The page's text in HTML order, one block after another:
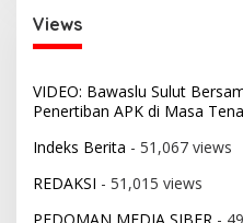
Views
VIDEO: Bawaslu Sulut
Penertiban APK di Masa
Indeks Berita - 51,067 views
REDAKSI - 51,015 views